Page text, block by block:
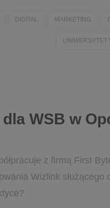
DIGITAL MARKETING
UNIWERSYTET
WSB w
z firmą First
Wizlink